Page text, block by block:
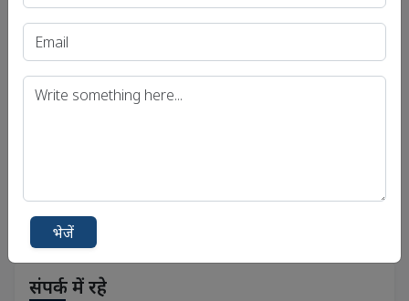
यूपीएससी आईएएस (प्री.) परीक्षा
यूपीएससी आईएएस (मुख्य) परीक्षा
यूपीएससी आईएएस (साक्षात्कार) परीक्षा
संपर्क में रहे
भेजें